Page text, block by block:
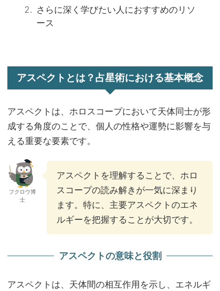
さらに深く学びたい人におすすめのリソ
ース
アスペクトとは？占星術における基本概念
アスペクトは、ホロスコープにおいて天体同士が形
成する角度のことで、個人の性格や運勢に影響を与
える重要な要素です。
フクロウ博
士
アスペクトを理解することで、ホロ
スコープの読み解きが一気に深まり
ます。特に、主要アスペクトのエネ
ルギーを把握することが大切です。
アスペクトの意味と役割
アスペクトは、天体間の相互作用を示し、エネルギ